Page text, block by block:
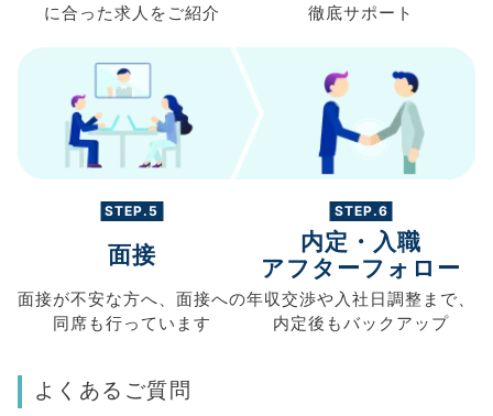
に合った求人を ご紹介
徹底サポート
STEP.5
面接
面接が不安な方へ、 面接への
同席も行っています
STEP.6
内定・入職
アフターフォロー
年収交渉や入社日調整まで、
内定後もバックアップ
よくあるご質問